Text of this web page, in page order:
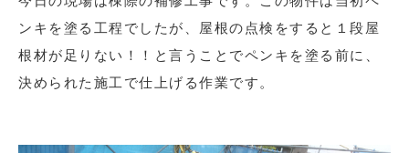
ンキを塗る工程でしたが、屋根の点検をすると１段屋
根材が足りない！！と言うことでペンキを塗る前に、
決められた施工で仕上げる作業です。